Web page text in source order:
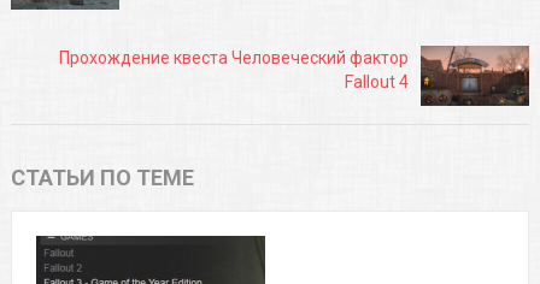
Прохождение квеста Человеческий фактор
Fallout 4
СТАТЬИ ПО ТЕМЕ